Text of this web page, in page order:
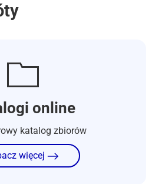
online
katalog zbiorów
więcej